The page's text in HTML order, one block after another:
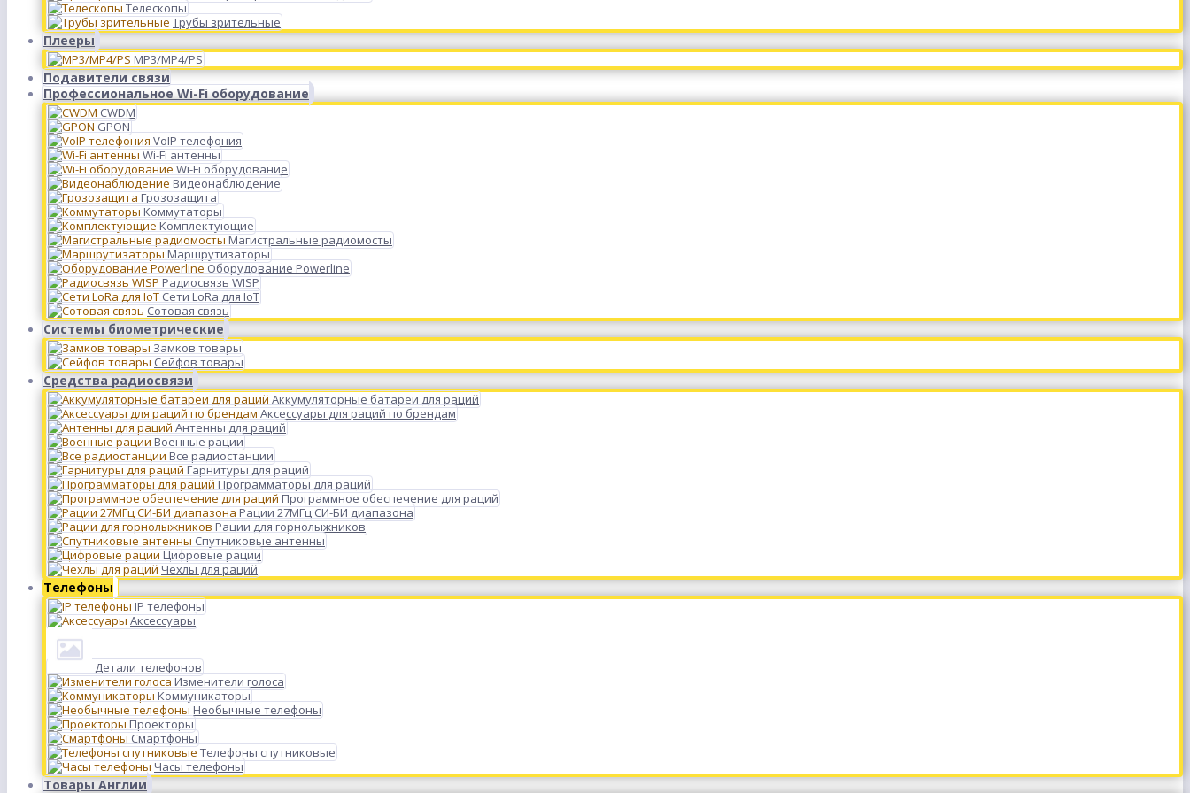
Телескопы
Трубы зрительные
Плееры
MP3/MP4/PS
Подавители связи
Профессиональное Wi-Fi оборудование
CWDM
GPON
VoIP телефония
Wi-Fi антенны
Wi-Fi оборудование
Видеонаблюдение
Грозозащита
Коммутаторы
Комплектующие
Магистральные радиомосты
Маршрутизаторы
Оборудование Powerline
Радиосвязь WISP
Сети LoRa для IoT
Сотовая связь
Системы биометрические
Замков товары
Сейфов товары
Средства радиосвязи
Аккумуляторные батареи для раций
Аксессуары для раций по брендам
Антенны для раций
Военные рации
Все радиостанции
Гарнитуры для раций
Программаторы для раций
Программное обеспечение для раций
Рации 27МГц СИ-БИ диапазона
Рации для горнолыжников
Спутниковые антенны
Цифровые рации
Чехлы для раций
Телефоны
IP телефоны
Аксессуары
Детали телефонов
Изменители голоса
Коммуникаторы
Необычные телефоны
Проекторы
Смартфоны
Телефоны спутниковые
Часы телефоны
Товары Англии